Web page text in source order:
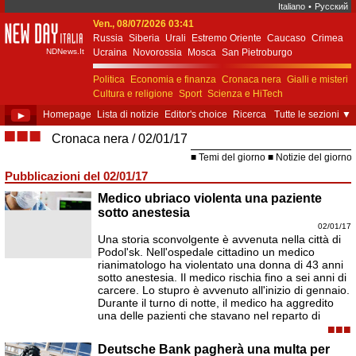
Italiano • Русский
New Day Italia
NDNews.It
Ven., 08/07/2026 03:41
Russia Siberia Urali Estremo Oriente Caucaso Crimea
Ucraina
Novorossia Mosca San Pietroburgo
Ekaterinburgo Kiev Simferopol
Sebastopoli
Politica
Economia e finanza Cronaca nera Gialli e misteri
Cultura e religione Sport Scienza e HiTech
Costume e società
Unione Europea
► Homepage Lista di notizie Editor's choice Ricerca Tutte le sezioni ▼
■■■ Cronaca nera 02/01/17
Temi del giorno Notizie del giorno
Pubblicazioni del 02/01/17
Medico ubriaco violenta una paziente
sotto anestesia
02/01/17
Una storia sconvolgente è avvenuta nella città di
Podol'sk. Nell'ospedale cittadino un medico
rianimatologo ha violentato una donna di 43 anni
sotto anestesia. Il medico rischia fino a sei anni di
carcere. Lo stupro è avvenuto all'inizio di gennaio.
Durante il turno di notte, il medico ha aggredito
una delle pazienti che stavano nel reparto di
■■■
Deutsche Bank pagherà una multa per